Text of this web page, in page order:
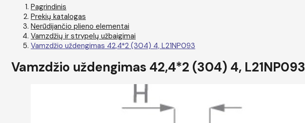
Pagrindinis
Prekių katalogas
Nerūdijančio plieno elementai
Vamzdžių ir strypelų užbaigimai
Vamzdžio uždengimas 42,4*2 (304) 4, L21NP093
Vamzdžio uždengimas 42,4*2 (304) 4, L21NP093